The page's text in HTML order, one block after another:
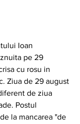
Ioan
pe 29
cu rosu in
Ziua de 29 august
de ziua
Postul
la mancarea "de